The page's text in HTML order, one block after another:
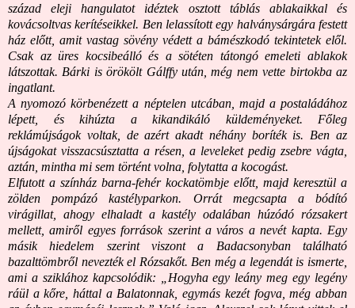
század eleji hangulatot idéztek osztott táblás ablakaikkal és
kovácsoltvas kerítéseikkel. Ben lelassított egy halványsárgára festett
ház előtt, amit vastag sövény védett a bámészkodó tekintetek elől.
Csak az üres kocsibeálló és a sötéten tátongó emeleti ablakok
látszottak. Bárki is örökölt Gálffy után, még nem vette birtokba az
ingatlant.
A nyomozó körbenézett a néptelen utcában, majd a postaládához
lépett, és kihúzta a kikandikáló küldeményeket. Főleg
reklámújságok voltak, de azért akadt néhány boríték is. Ben az
újságokat visszacsúsztatta a résen, a leveleket pedig zsebre vágta,
aztán, mintha mi sem történt volna, folytatta a kocogást.
Elfutott a színház barna-fehér kockatömbje előtt, majd keresztül a
zölden pompázó kastélyparkon. Orrát megcsapta a bódító
virágillat, ahogy elhaladt a kastély odalában húzódó rózsakert
mellett, amiről egyes források szerint a város a nevét kapta. Egy
másik hiedelem szerint viszont a Badacsonyban található
bazalttömbről nevezték el Rózsakőt. Ben még a legendát is ismerte,
ami a sziklához kapcsolódik: „Hogyha egy leány meg egy legény
ráül a kőre, háttal a Balatonnak, egymás kezét fogva, még abban